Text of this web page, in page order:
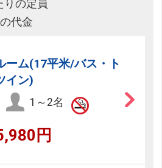
りの定員
代金
ーム(17平米/バス・ト
イン)
1～2名
円